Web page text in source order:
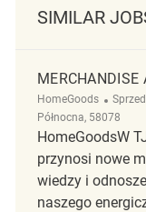
SIMILAR
MERCHANDISE
HomeGoods
Północna, 58078
HomeGoodsW
przynosi nowe
wiedzy i
naszego